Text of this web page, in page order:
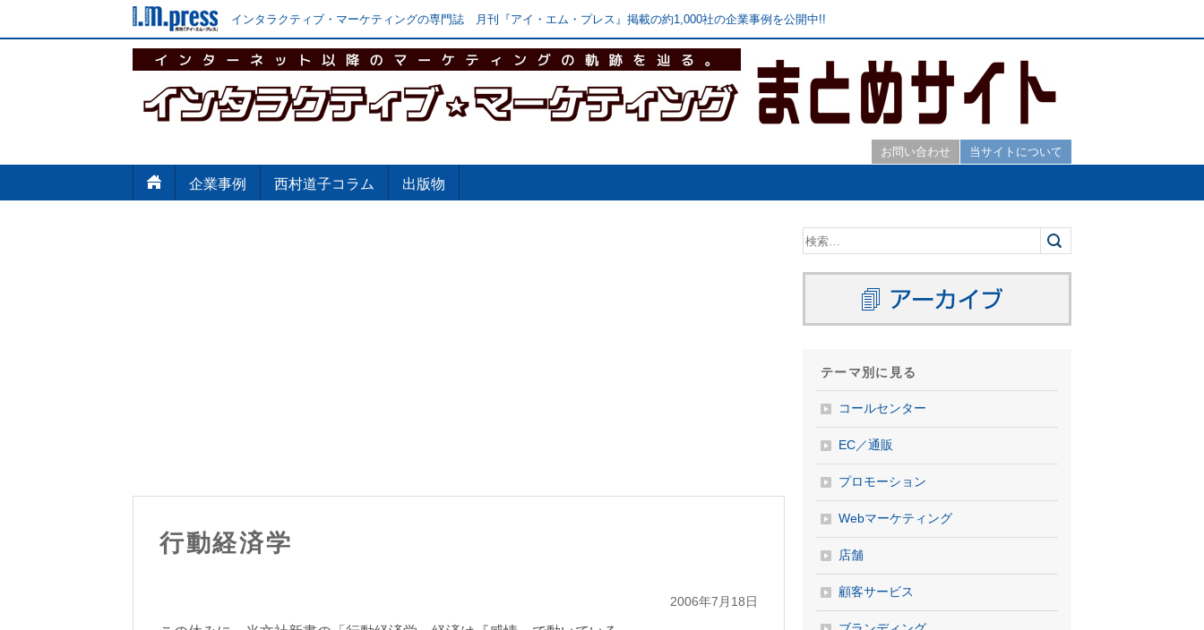
インタラクティブ・マーケティングの専門誌 月刊『アイ・エム・プレス』掲載の約1,000社の企業事例を公開中!!
お問い合わせ 当サイトについて
企業事例 西村道子コラム 出版物
行動経済学
2006年7月18日
テーマ別に見る
コールセンター
EC／通販
プロモーション
Webマーケティング
店舗
顧客サービス